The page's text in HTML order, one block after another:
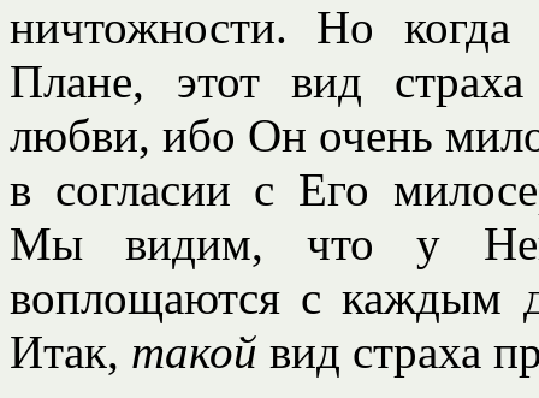
ничтожности. Но
Плане, этот вид
любви, ибо Он очень
в согласии с Его
Мы видим, что у
воплощаются с каждым
Итак, такой вид страха